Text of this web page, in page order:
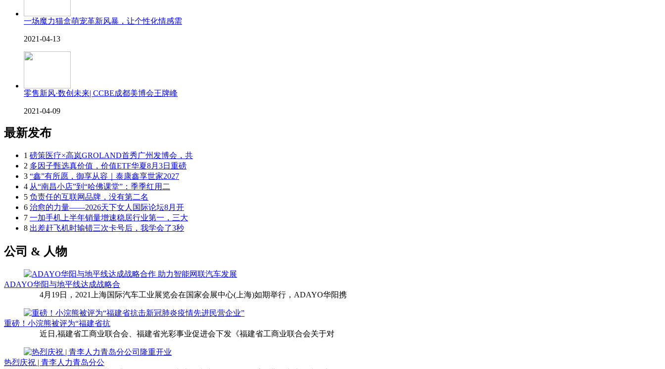
一场魔力猫盒萌宠革新风暴，让个性化情感需
2021-04-13
零售新风·数创未来| CCBE成都美博会王牌峰
2021-04-09
最新发布
1 磅策医疗×高岚GROLAND首秀广州发博会，共
2 多因子甄选真价值，价值ETF华夏8月3日重磅
3 “鑫”有所愿，御享从容｜泰康鑫享世家2027
4 从“南昌小店”到“哈佛课堂”：季季红用二
5 负责任的互联网品牌，没有第二名
6 治愈的力量——2026天下女人国际论坛8月开
7 一加手机上半年销量增速稳居行业第一，三大
8 出差赶飞机时输错三次卡号后，我学会了3秒
公司 & 人物
ADAYO华阳与地平线达成战略合
4月19日，2021上海国际汽车工业展览会在国家会展中心(上海)如期举行，ADAYO华阳携
重磅！小浣熊被评为“福建省抗
近日,福建省工商业联合会、福建省光彩事业促进会下发《福建省工商业联合会关于对
热烈庆祝 | 青李人力青岛分公